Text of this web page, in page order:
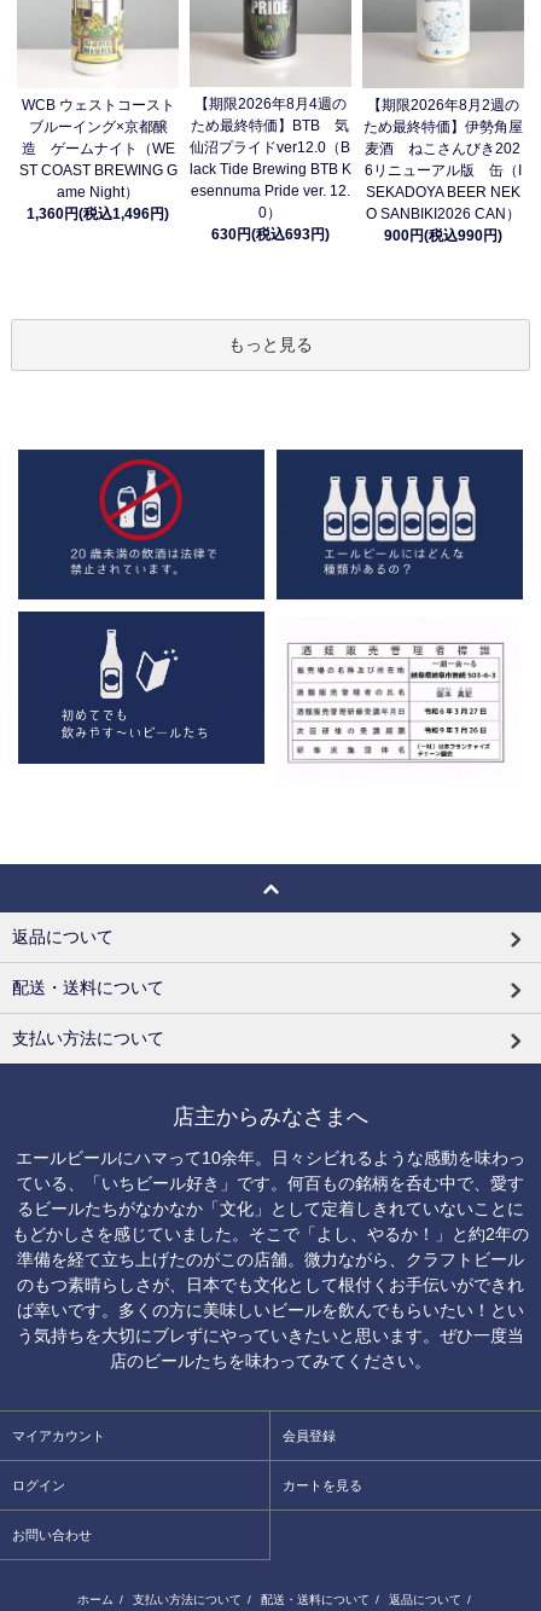
WCB ウェストコースト
ブルーイング×京都醸
造 ゲームナイト（WE
ST COAST BREWING G
ame Night）
1,360円(税込1,496円)
【期限2026年8月4週の
ため最終特価】BTB 気
仙沼プライドver12.0（B
lack Tide Brewing BTB K
esennuma Pride ver. 12.
0）
630円(税込693円)
【期限2026年8月2週の
ため最終特価】伊勢角屋
麦酒 ねこさんびき202
6リニューアル版 缶（I
SEKADOYA BEER NEK
O SANBIKI2026 CAN）
900円(税込990円)
もっと見る
返品について
配送・送料について
支払い方法について
店主からみなさまへ
エールビールにハマって10余年。日々シビれるような感動を味わっ
ている、「いちビール好き」です。何百もの銘柄を呑む中で、愛す
るビールたちがなかなか「文化」として定着しきれていないことに
もどかしさを感じていました。そこで「よし、やるか！」と約2年の
準備を経て立ち上げたのがこの店舗。微力ながら、クラフトビール
のもつ素晴らしさが、日本でも文化として根付くお手伝いができれ
ば幸いです。多くの方に美味しいビールを飲んでもらいたい！とい
う気持ちを大切にブレずにやっていきたいと思います。ぜひ一度当
店のビールたちを味わってみてください。
マイアカウント 会員登録
ログイン カートを見る
お問い合わせ
ホーム / 支払い方法について / 配送・送料について / 返品について /